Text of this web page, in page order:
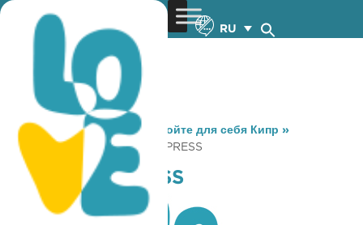
RU
You are here: Home »Откройте для себя Кипр »
Gastronomy
» TAMALA EXPRESS
TAMALA EXPRESS